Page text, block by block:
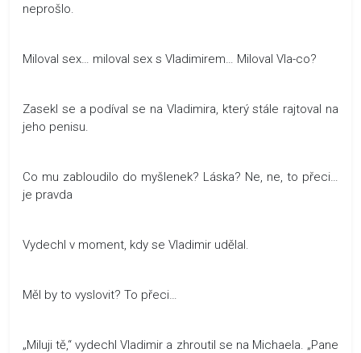
neprošlo.
Miloval sex… miloval sex s Vladimirem… Miloval Vla-co?
Zasekl se a podíval se na Vladimira, který stále rajtoval na
jeho penisu.
Co mu zabloudilo do myšlenek? Láska? Ne, ne, to přeci…
je pravda
Vydechl v moment, kdy se Vladimir udělal.
Měl by to vyslovit? To přeci…
„Miluji tě,“ vydechl Vladimir a zhroutil se na Michaela. „Pane